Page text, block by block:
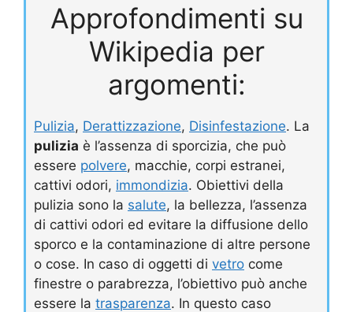
Approfondimenti su
Wikipedia per
argomenti:
Pulizia, Derattizzazione, Disinfestazione. La
pulizia è l’assenza di sporcizia, che può
essere polvere, macchie, corpi estranei,
cattivi odori, immondizia. Obiettivi della
pulizia sono la salute, la bellezza, l’assenza
di cattivi odori ed evitare la diffusione dello
sporco e la contaminazione di altre persone
o cose. In caso di oggetti di vetro come
finestre o parabrezza, l’obiettivo può anche
essere la trasparenza. In questo caso